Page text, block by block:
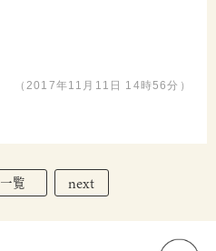
（2017年11月11日 14時56分）
一覧 next